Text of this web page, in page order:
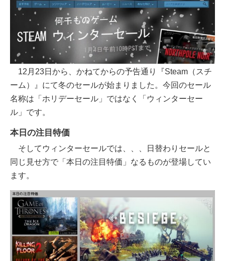
12月23日から、かねてからの予告通り『Steam（スチ
ーム）』にて冬のセールが始まりました。今回のセール
名称は「ホリデーセール」ではなく「ウィンターセー
ル」です。
本日の注目特価
そしてウィンターセールでは、、、日替わりセールと
同じ見せ方で「本日の注目特価」なるものが登場してい
ます。